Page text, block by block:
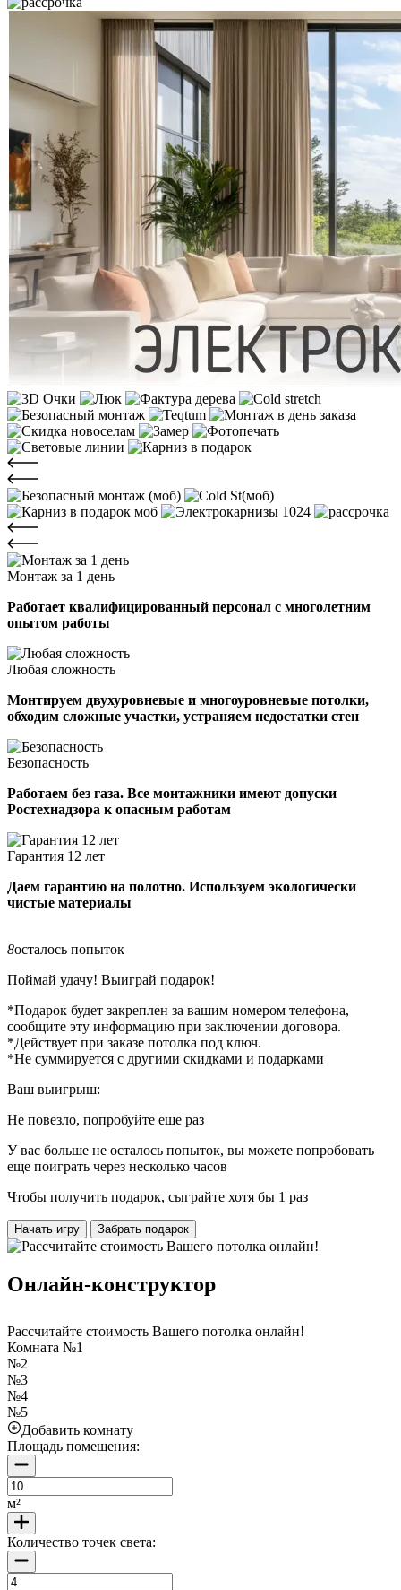
Монтаж за 1 день
Работает квалифицированный персонал с многолетним
опытом работы
Любая сложность
Монтируем двухуровневые и многоуровневые потолки,
обходим сложные участки, устраняем недостатки стен
Безопасность
Работаем без газа. Все монтажники имеют допуски
Ростехнадзора к опасным работам
Гарантия 12 лет
Даем гарантию на полотно. Используем экологически
чистые материалы
8осталось попыток
Поймай удачу! Выиграй подарок!
*Подарок будет закреплен за вашим номером телефона,
сообщите эту информацию при заключении договора.
*Действует при заказе потолка под ключ.
*Не суммируется с другими скидками и подарками
Ваш выигрыш:
Не повезло, попробуйте еще раз
У вас больше не осталось попыток, вы можете попробовать
еще поиграть через несколько часов
Чтобы получить подарок, сыграйте хотя бы 1 раз
Начать игру Забрать подарок
Онлайн-конструктор
Рассчитайте стоимость Вашего потолка онлайн!
Комната №1
№2
№3
№4
№5
Добавить комнату
Площадь помещения:
м²
Количество точек света: